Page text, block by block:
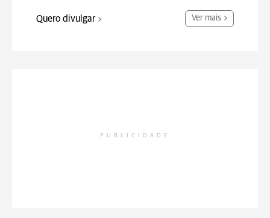
Quero divulgar Ver mais
PUBLICIDADE